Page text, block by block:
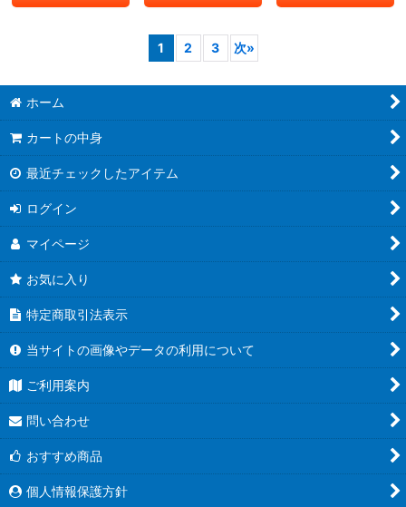
1 2 3 次»
ホーム
カートの中身
最近チェックしたアイテム
ログイン
マイページ
お気に入り
特定商取引法表示
当サイトの画像やデータの利用について
ご利用案内
問い合わせ
おすすめ商品
個人情報保護方針